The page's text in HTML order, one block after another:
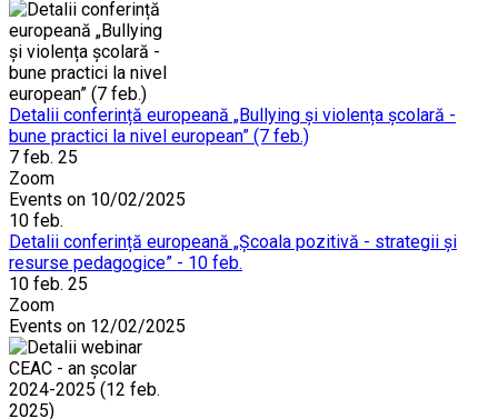
Detalii conferință europeană „Bullying și violența școlară -
bune practici la nivel european” (7 feb.)
7 feb. 25
Zoom
Events on 10/02/2025
10 feb.
Detalii conferință europeană „Școala pozitivă - strategii și
resurse pedagogice” - 10 feb.
10 feb. 25
Zoom
Events on 12/02/2025